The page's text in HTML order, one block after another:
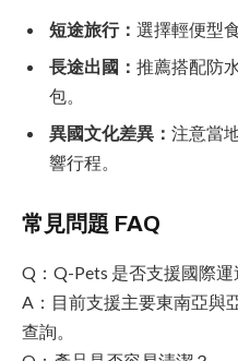
短途旅行： 選擇輕便型
長途出國： 推薦搭配防
包。
異國文化差異： 注意當
響行程。
常見問題 FAQ
Q：Q-Pets 是否支援國際運
A：目前支援主要東南亞與
查詢。